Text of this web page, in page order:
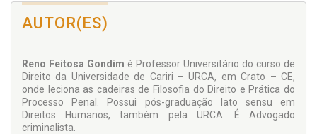
AUTOR(ES)
Reno Feitosa Gondim é Professor Universitário do curso de
Direito da Universidade de Cariri – URCA, em Crato – CE,
onde leciona as cadeiras de Filosofia do Direito e Prática do
Processo Penal. Possui pós-graduação lato sensu em
Direitos Humanos, também pela URCA. É Advogado
criminalista.